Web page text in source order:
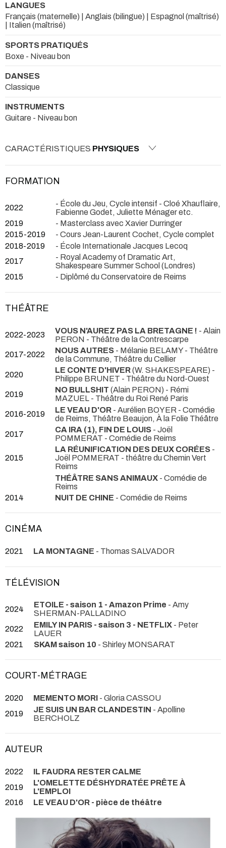
LANGUES
Français (maternelle) | Anglais (bilingue) | Espagnol (maîtrisé)
| Italien (maîtrisé)
SPORTS PRATIQUÉS
Boxe - Niveau bon
DANSES
Classique
INSTRUMENTS
Guitare - Niveau bon
CARACTÉRISTIQUES PHYSIQUES
FORMATION
2022
- École du Jeu, Cycle intensif - Cloé Xhauflaire,
Fabienne Godet, Juliette Ménager etc.
2019
- Masterclass avec Xavier Durringer
2015-2019
- Cours Jean-Laurent Cochet, Cycle complet
2018-2019
- École Internationale Jacques Lecoq
2017
- Royal Academy of Dramatic Art,
Shakespeare Summer School (Londres)
2015
- Diplômé du Conservatoire de Reims
THÉÂTRE
2022-2023 VOUS N'AUREZ PAS LA BRETAGNE ! - Alain
PERON - Théâtre de la Contrescarpe
2017-2022
NOUS AUTRES - Mélanie BELAMY- Théâtre
de la Commune, Théâtre du Cellier
2020
LE CONTE D'HIVER(W. SHAKESPEARE) -
Philippe BRUNET - Théâtre du Nord-Ouest
2019
NO BULLSHIT (Alain PERON) - Rémi
MAZUEL - Théâtre du Roi René Paris
2016-2019
LE VEAU D'OR - Aurélien BOYER - Comédie
de Reims, Théâtre Beaujon, À la Folie Théâtre
2017
CA IRA (1), FIN DE LOUIS - Joël
POMMERAT - Comédie de Reims
2015
LA RÉUNIFICATION DES DEUX CORÉES -
Joël POMMERAT - théâtre du Chemin Vert
Reims
THÉÂTRE SANS ANIMAUX - Comédie de
Reims
2014
NUIT DE CHINE - Comédie de Reims
CINÉMA
2021 LA MONTAGNE - Thomas SALVADOR
TÉLÉVISION
2024 ETOILE - saison 1 - Amazon Prime - Amy
SHERMAN-PALLADINO
2022
EMILY IN PARIS - saison 3 - NETFLIX - Peter
LAUER
2021
SKAM saison 10 - Shirley MONSARAT
COURT-MÉTRAGE
2020 MEMENTO MORI - Gloria CASSOU
2019
JE SUIS UN BAR CLANDESTIN - Apolline
BERCHOLZ
AUTEUR
2022
IL FAUDRA RESTER CALME
2019
L'OMELETTE DÉSHYDRATÉE PRÊTE À
L'EMPLOI
2016
LE VEAU D'OR - pièce de théâtre